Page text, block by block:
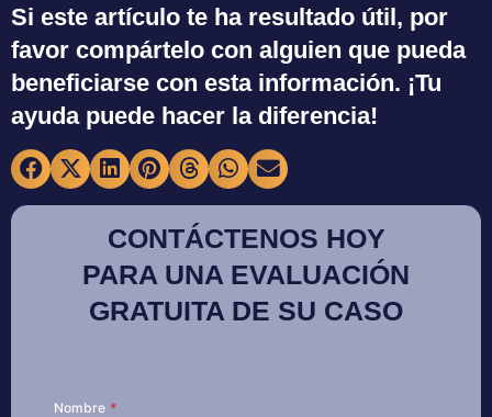
Si este artículo te ha resultado útil, por
favor compártelo con alguien que pueda
beneficiarse con esta información. ¡Tu
ayuda puede hacer la diferencia!
CONTÁCTENOS HOY
PARA UNA EVALUACIÓN
GRATUITA DE SU CASO